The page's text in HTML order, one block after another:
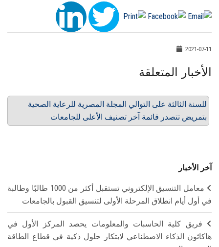
2021-07-11
الأخبار المتعلقة
للسنة الثالثة على التوالي المجلة المصرية للرعاية الصحية
بتمريض تتصدر قائمة آخر تصنيف الأعلى للجامعات
آخر الأخبار
معامل التنسيق الإلكتروني تستقبل أكثر من 1000 طالبًا وطالبة
في أول أيام انطلاق المرحلة الأولى لتنسيق القبول بالجامعات
فريق كلية الحاسبات والمعلومات يحصد المركز الأول في
هاكاثون الذكاء الاصطناعي لابتكار حلول ذكية في قطاع الطاقة